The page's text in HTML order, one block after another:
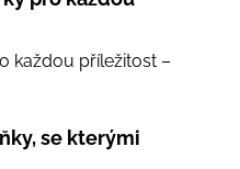
každou příležitost –
se kterými